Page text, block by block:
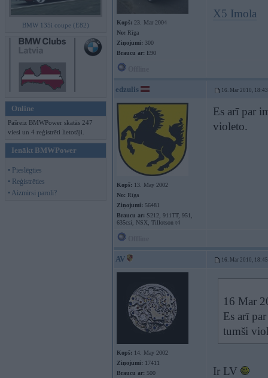
BMW 135i coupe (E82)
Online
Pašreiz BMWPower skatās 247
viesi un 4 reģistrēti lietotāji.
Ienākt BMWPower
• Pieslēgties
• Reģistrēties
• Aizmirsi paroli?
Kopš: 23. Mar 2004
No: Rīga
Ziņojumi: 300
Braucu ar: E90
X5 Imola
edzulis 16. Mar 2010, 18:43
Kopš: 13. May 2002
No: Rīga
Ziņojumi: 56481
Braucu ar: S212, 911TT, 951,
635csi, NSX, Tillotson t4
Es arī par
violeto.
AV 16. Mar 2010, 18:45
Kopš: 14. May 2002
Ziņojumi: 17411
Braucu ar: 500
16 Mar
Es arī
tumši
Ir LV